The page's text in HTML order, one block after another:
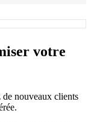
votre
nouveaux clients